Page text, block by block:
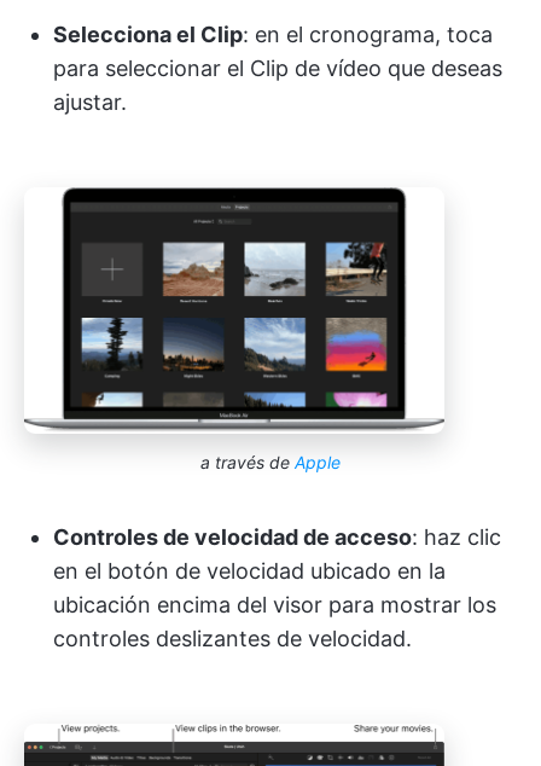
Selecciona el Clip: en el cronograma, toca
para seleccionar el Clip de vídeo que deseas
ajustar.
a través de Apple
Controles de velocidad de acceso: haz clic
en el botón de velocidad ubicado en la
ubicación encima del visor para mostrar los
controles deslizantes de velocidad.